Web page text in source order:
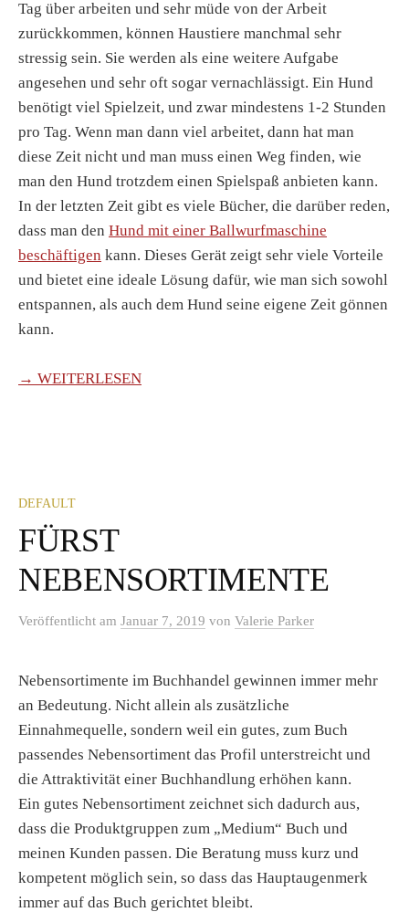
Tag über arbeiten und sehr müde von der Arbeit
zurückkommen, können Haustiere manchmal sehr
stressig sein. Sie werden als eine weitere Aufgabe
angesehen und sehr oft sogar vernachlässigt. Ein Hund
benötigt viel Spielzeit, und zwar mindestens 1-2 Stunden
pro Tag. Wenn man dann viel arbeitet, dann hat man
diese Zeit nicht und man muss einen Weg finden, wie
man den Hund trotzdem einen Spielspaß anbieten kann.
In der letzten Zeit gibt es viele Bücher, die darüber reden,
dass man den Hund mit einer Ballwurfmaschine
beschäftigen kann. Dieses Gerät zeigt sehr viele Vorteile
und bietet eine ideale Lösung dafür, wie man sich sowohl
entspannen, als auch dem Hund seine eigene Zeit gönnen
kann.
→ WEITERLESEN
DEFAULT
FÜRST
NEBENSORTIMENTE
Veröffentlicht am Januar 7, 2019 von Valerie Parker
Nebensortimente im Buchhandel gewinnen immer mehr
an Bedeutung. Nicht allein als zusätzliche
Einnahmequelle, sondern weil ein gutes, zum Buch
passendes Nebensortiment das Profil unterstreicht und
die Attraktivität einer Buchhandlung erhöhen kann.
Ein gutes Nebensortiment zeichnet sich dadurch aus,
dass die Produktgruppen zum „Medium“ Buch und
meinen Kunden passen. Die Beratung muss kurz und
kompetent möglich sein, so dass das Hauptaugenmerk
immer auf das Buch gerichtet bleibt.